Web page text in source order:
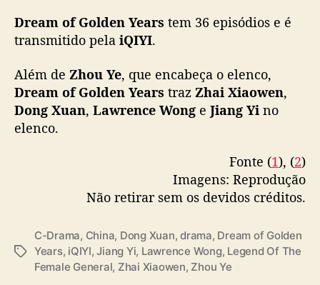
s
e
m
“
D
m
o
o
l
d
#ZhangDuoofficially will be broadcast on 17
March at IQIYI.pic.twitter.com/hK1yJ0GibC
— Ultra Melon 🍉 (@ultra_melons)March 13,
2026
Dream of Golden Years tem 36 episódios e é
transmitido pela iQIYI.
Além de Zhou Ye, que encabeça o elenco,
Dream of Golden Years traz Zhai Xiaowen,
Dong Xuan, Lawrence Wong e Jiang Yi no
elenco.
Fonte (1), (2)
Imagens: Reprodução
Não retirar sem os devidos créditos.
T
C-Drama, China, Dong Xuan,drama, Dream of Golden
Years, iQIYI,Jiang Yi, Lawrence Wong, Legend Of The
Female General, Zhai Xiaowen, Zhou Ye